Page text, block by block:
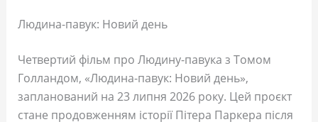
Людина-павук: Новий день
Четвертий фільм про Людину-павука з Томом
Голландом, «Людина-павук: Новий день»,
запланований на 23 липня 2026 року. Цей проєкт
стане продовженням історії Пітера Паркера після